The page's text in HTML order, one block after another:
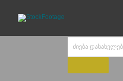
content
search